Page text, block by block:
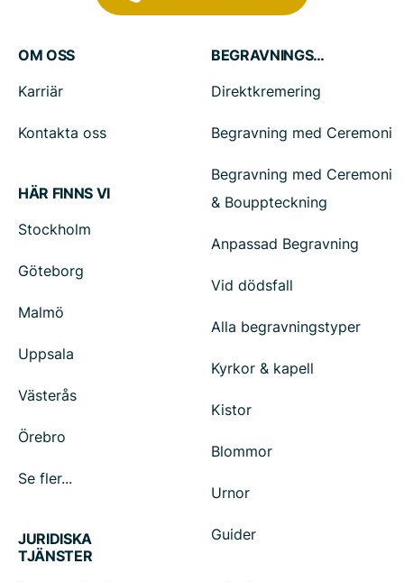
OM OSS
Karriär
Kontakta oss
HÄR FINNS VI
Stockholm
Göteborg
Malmö
Uppsala
Västerås
Örebro
Se fler...
BEGRAVNINGSTJÄNSTER
Direktkremering
Begravning med Ceremoni
Begravning med Ceremoni
& Bouppteckning
Anpassad Begravning
Vid dödsfall
Alla begravningstyper
Kyrkor & kapell
Kistor
Blommor
Urnor
Guider
JURIDISKA
TJÄNSTER